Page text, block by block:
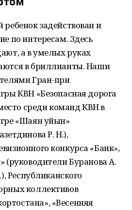
задействован и
по интересам. Здесь
а в умелых руках
в бриллианты. Наши
Гран-при
КВН «Безопасная дорога
среди команд КВН в
«Шаян уйын»
Р. Н.),
конкурса «Баик»,
(руководители Буранова А.
Республиканского
коллективов
«Весенняя